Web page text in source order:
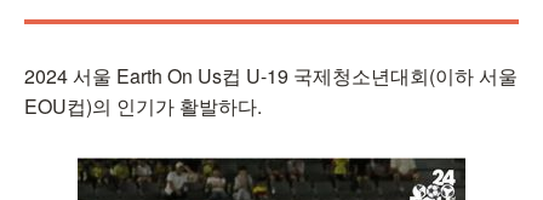
2024 서울 Earth On Us컵 U-19 국제청소년대회(이하 서울
EOU컵)의 인기가 활발하다.